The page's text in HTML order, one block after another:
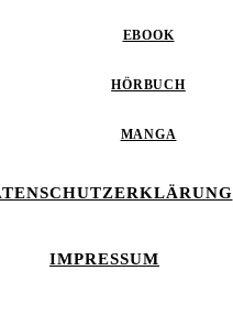
EBOOK
HÖRBUCH
MANGA
IMPRESSUM